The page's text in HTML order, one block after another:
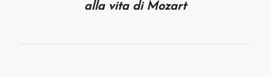
alla vita di Mozart